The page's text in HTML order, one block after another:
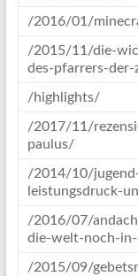
/2016/01/
/2015/11/die-
des-pfarrers-
/highlights/
/2017/11/
paulus/
/2014/10/
leistungsdruck-
/2016/07/
die-welt-noch-
/2015/09/